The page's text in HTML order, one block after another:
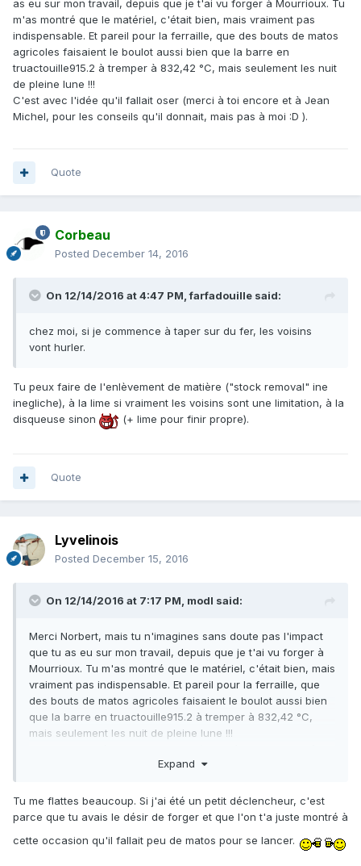
as eu sur mon travail, depuis que je t'ai vu forger à Mourrioux. Tu
m'as montré que le matériel, c'était bien, mais vraiment pas
indispensable. Et pareil pour la ferraille, que des bouts de matos
agricoles faisaient le boulot aussi bien que la barre en
truactouille915.2 à tremper à 832,42 °C, mais seulement les nuit
de pleine lune !!!
C'est avec l'idée qu'il fallait oser (merci à toi encore et à Jean
Michel, pour les conseils qu'il donnait, mais pas à moi :D ).
Quote
Corbeau
Posted December 14, 2016
On 12/14/2016 at 4:47 PM,farfadouille said:
chez moi, si je commence à taper sur du fer, les voisins
vont hurler.
Tu peux faire de l'enlèvement de matière ("stock removal" ine
inegliche), à la lime si vraiment les voisins sont une limitation, à la
disqueuse sinon
(+ lime pour finir propre).
Quote
Lyvelinois
Posted December 15, 2016
On 12/14/2016 at 7:17 PM, modl said:
Merci Norbert, mais tu n'imagines sans doute pas l'impact
que tu as eu sur mon travail, depuis que je t'ai vu forger à
Mourrioux. Tu m'as montré que le matériel, c'était bien, mais
vraiment pas indispensable. Et pareil pour la ferraille, que
des bouts de matos agricoles faisaient le boulot aussi bien
que la barre en truactouille915.2 à tremper à 832,42 °C,
mais seulement les nuit de pleine lune !!!
Jean Michel, pour les conseils qu'il donnait, mais pas à moi
Expand
Tu me flattes beaucoup. Si j'ai été un petit déclencheur, c'est
parce que tu avais le désir de forger et que l'on t'a juste montré à
cette occasion qu'il fallait peu de matos pour se lancer.